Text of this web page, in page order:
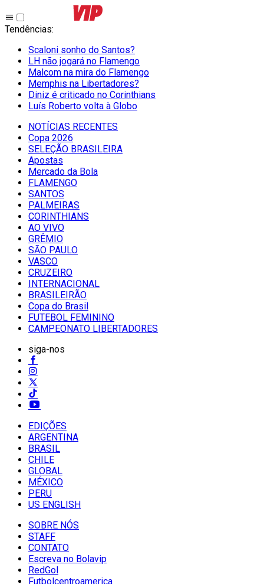
Tendências:
Scaloni sonho do Santos?
LH não jogará no Flamengo
Malcom na mira do Flamengo
Memphis na Libertadores?
Diniz é criticado no Corinthians
Luís Roberto volta à Globo
NOTÍCIAS RECENTES
Copa 2026
SELEÇÃO BRASILEIRA
Apostas
Mercado da Bola
FLAMENGO
SANTOS
PALMEIRAS
CORINTHIANS
AO VIVO
GRÊMIO
SĀO PAULO
VASCO
CRUZEIRO
INTERNACIONAL
BRASILEIRÃO
Copa do Brasil
FUTEBOL FEMININO
CAMPEONATO LIBERTADORES
siga-nos
EDIÇÕES
ARGENTINA
BRASIL
CHILE
GLOBAL
MÉXICO
PERU
US ENGLISH
SOBRE NÓS
STAFF
CONTATO
Escreva no Bolavip
RedGol
Futbolcentroamerica